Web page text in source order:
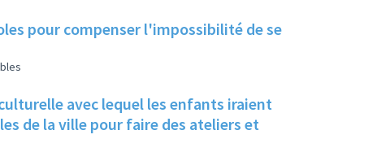
pour compenser l'impossibilité de se
avec lequel les enfants iraient
de la ville pour faire des ateliers et